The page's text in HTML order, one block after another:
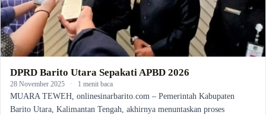
DPRD Barito Utara Sepakati APBD 2026
28 November 2025 · 1 menit baca
MUARA TEWEH, onlinesinarbarito.com – Pemerintah Kabupaten
Barito Utara, Kalimantan Tengah, akhirnya menuntaskan proses